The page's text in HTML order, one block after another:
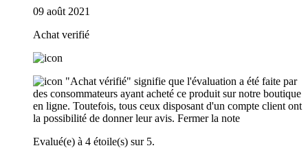
09 août 2021
Achat verifié
"Achat vérifié" signifie que l'évaluation a été faite par
des consommateurs ayant acheté ce produit sur notre boutique
en ligne. Toutefois, tous ceux disposant d'un compte client ont
la possibilité de donner leur avis. Fermer la note
Evalué(e) à 4 étoile(s) sur 5.